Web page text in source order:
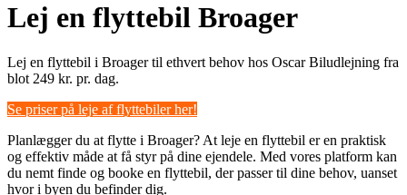
Lej en flyttebil Broager
Lej en flyttebil i Broager til ethvert behov hos Oscar Biludlejning fra
blot 249 kr. pr. dag.
Se priser på leje af flyttebiler her!
Planlægger du at flytte i Broager? At leje en flyttebil er en praktisk
og effektiv måde at få styr på dine ejendele. Med vores platform kan
du nemt finde og booke en flyttebil, der passer til dine behov, uanset
hvor i byen du befinder dig.